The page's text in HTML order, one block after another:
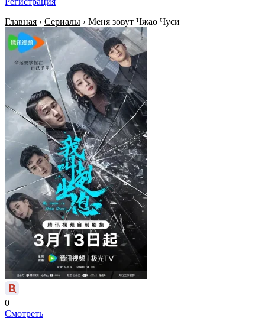
Главная › Сериалы › Меня зовут Чжао Чуси
0
Смотреть